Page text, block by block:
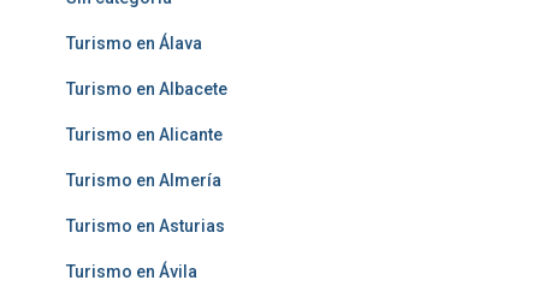
Turismo en Álava
Turismo en Albacete
Turismo en Alicante
Turismo en Almería
Turismo en Asturias
Turismo en Ávila